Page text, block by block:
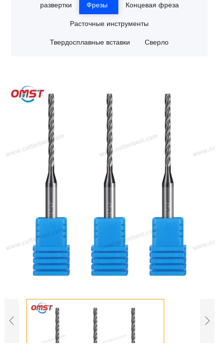
развертки Фрезы Концевая фреза
Расточные инструменты
Твердосплавные вставки Сверло